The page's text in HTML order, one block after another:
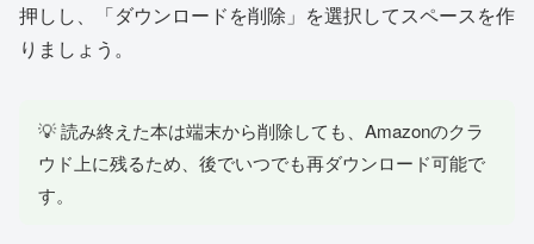
押しし、「ダウンロードを削除」を選択してスペースを作
りましょう。
💡 読み終えた本は端末から削除しても、Amazonのクラ
ウド上に残るため、後でいつでも再ダウンロード可能で
す。